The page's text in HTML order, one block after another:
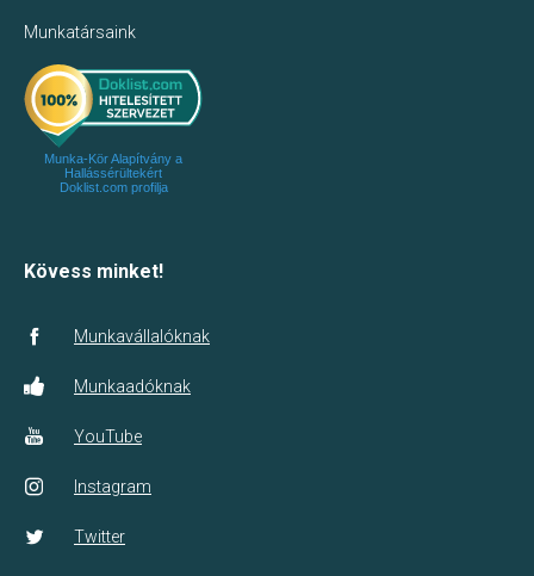
Munkatársaink
Munka-Kör Alapítvány a
Hallássérültekért
Doklist.com profilja
Kövess minket!
Munkavállalóknak
Munkaadóknak
YouTube
Instagram
Twitter